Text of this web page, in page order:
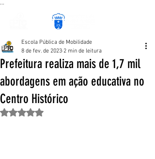
Prefeitura realiza mais de 1,7 mil
abordagens em ação educativa no
Centro Histórico
Escola Pública de Mobilidade
8 de fev. de 2023 2 min de leitura
Avaliado com NaN de 5 estrelas.